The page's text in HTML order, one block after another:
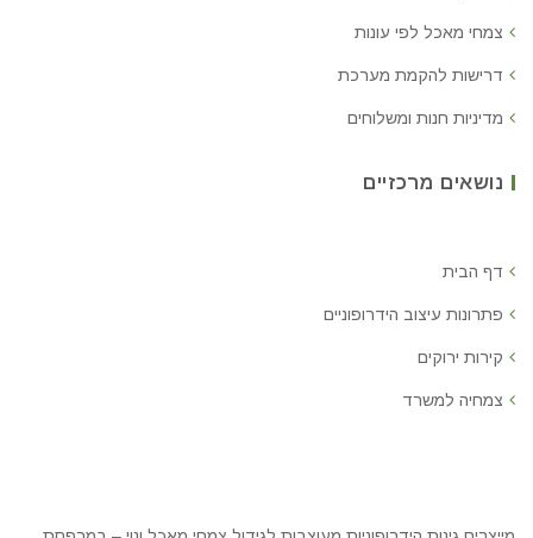
צמחי מאכל לפי עונות
דרישות להקמת מערכת
מדיניות חנות ומשלוחים
נושאים מרכזיים
דף הבית
פתרונות עיצוב הידרופוניים
קירות ירוקים
צמחיה למשרד